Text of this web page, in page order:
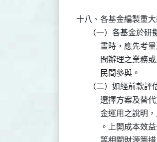
十八、各基金編製重
（一）各基金於
畫時，應
間辦理之
            民間參與。
（二）如經前款
選擇方案
金運用之
。上開成
等相關財